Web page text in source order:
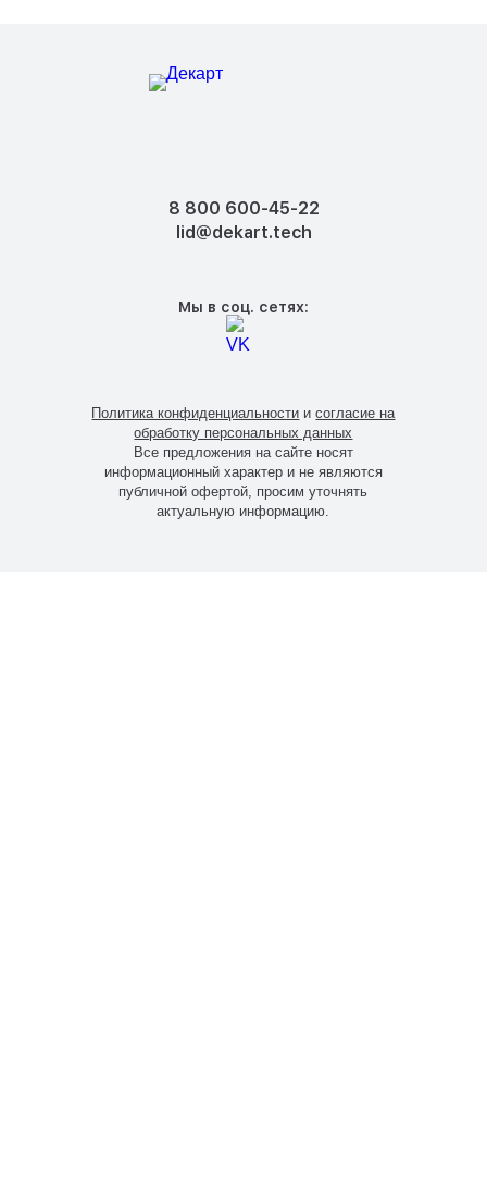
8 800 600-45-22
lid@dekart.tech
Мы в соц. сетях:
Все предложения на сайте носят
информационный характер и не являются
публичной офертой, просим уточнять
актуальную информацию.
Политика конфиденциальности исогласие на
обработку персональных данных